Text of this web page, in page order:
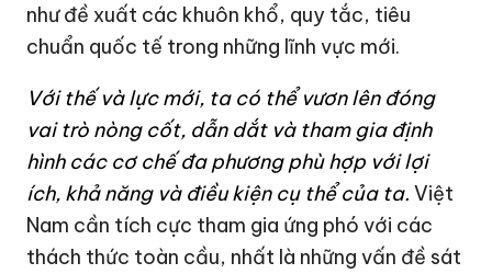
như đề xuất các khuôn khổ, quy tắc, tiêu
chuẩn quốc tế trong những lĩnh vực mới.
Với thế và lực mới, ta có thể vươn lên đóng
vai trò nòng cốt, dẫn dắt và tham gia định
hình các cơ chế đa phương phù hợp với lợi
ích, khả năng và điều kiện cụ thể của ta. Việt
Nam cần tích cực tham gia ứng phó với các
thách thức toàn cầu, nhất là những vấn đề sát